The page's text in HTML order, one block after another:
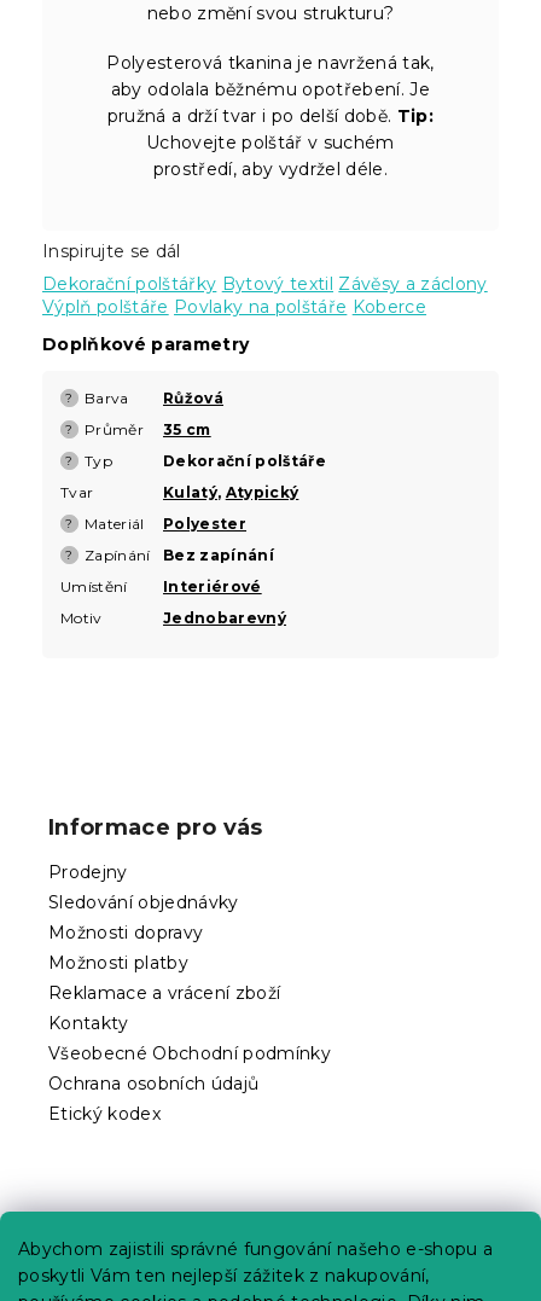
Abychom zajistili správné fungování našeho e-shopu a
poskytli Vám ten nejlepší zážitek z nakupování,
nebo změní svou strukturu?
Polyesterová tkanina je navržená tak,
aby odolala běžnému opotřebení. Je
pružná a drží tvar i po delší době. Tip:
Uchovejte polštář v suchém
prostředí, aby vydržel déle.
Inspirujte se dál
Dekorační polštářky Bytový textil Závěsy a záclony
Výplň polštáře Povlaky na polštáře Koberce
Doplňkové parametry
? Barva Růžová
? Průměr 35 cm
? Typ
Dekorační polštáře
Tvar
Kulatý, Atypický
? Materiál Polyester
? Zapínání
Bez zapínání
Umístění
Interiérové
Motiv
Jednobarevný
Informace pro vás
Prodejny
Sledování objednávky
Možnosti dopravy
Možnosti platby
Reklamace a vrácení zboží
Kontakty
Všeobecné Obchodní podmínky
Ochrana osobních údajů
Etický kodex
Kariéra